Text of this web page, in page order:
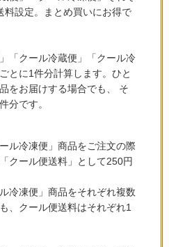
料設定。まとめ買いにお得で
「クール冷蔵便」「クール冷
とに1件分計算します。ひと
をお届けする場合でも、 そ
分です。
ル冷凍便」商品をご注文の際
クール便送料」として250円
冷凍便」商品をそれぞれ複数
、クール便送料はそれぞれ1